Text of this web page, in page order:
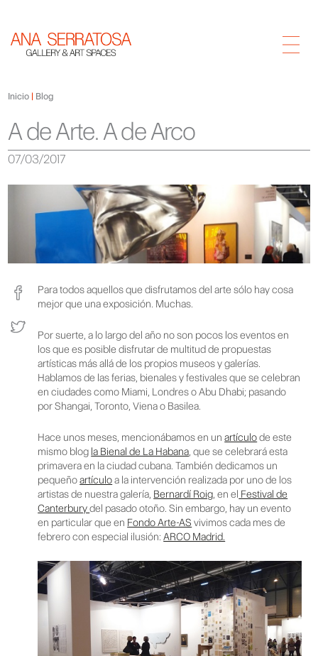
Inicio Blog
A de Arte. A de Arco
07/03/2017
Para todos aquellos que disfrutamos del arte sólo hay cosa
mejor que una exposición. Muchas.
Por suerte, a lo largo del año no son pocos los eventos en
los que es posible disfrutar de multitud de propuestas
artísticas más allá de los propios museos y galerías.
Hablamos de las ferias, bienales y festivales que se celebran
en ciudades como Miami, Londres o Abu Dhabi; pasando
por Shangai, Toronto, Viena o Basilea.
Hace unos meses, mencionábamos en unartículode este
mismo blog la Bienal de La Habana, que se celebrará esta
primavera en la ciudad cubana. También dedicamos un
pequeñoartículoa la intervención realizada por uno de los
artistas de nuestra galería, Bernardí Roig, en el Festival de
Canterburydel pasado otoño. Sin embargo, hay un evento
en particular que en Fondo Arte-AS vivimos cada mes de
febrero con especial ilusión:ARCO Madrid.